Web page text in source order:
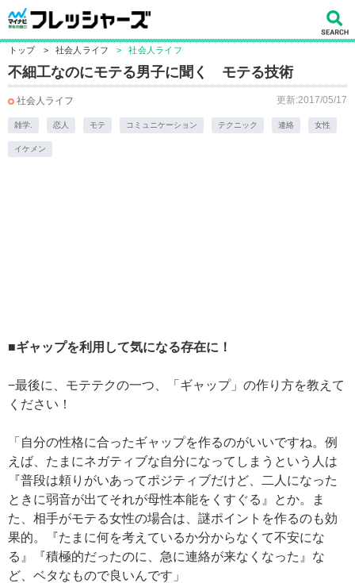
トップ > 社会人ライフ > 社会人ライフ
不細工なのにモテる男子に聞く モテる技術
社会人ライフ 更新:2017/05/17
雑学. 恋人 モテ コミュニケーション テクニック 連絡 女性
イケメン
■ギャップを利用して気になる存在に！
−最後に、モテテクの一つ、「ギャップ」の作り方を教えて
ください！
「自分の性格に合ったギャップを作るのがいいですね。例
えば、たまにネガティブな自分になってしまうという人は
『普段は頼りがいあってポジティブだけど、二人になった
ときに弱音が出てそれが母性本能をくすぐる』とか。ま
た、相手がモテる女性の場合は、謎ポイントを作るのも効
果的。『たまに何を考えているか分からなくて不安にな
る』『積極的だったのに、急に連絡が来なくなった』な
ど、ベタなもので良いんです」